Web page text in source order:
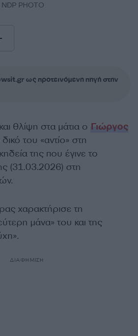
PHOTO
ως προτεινόμενη πηγή στην
θλίψη στα μάτια ο Γιώργος
δικό του «αντίο» στη
της που έγινε το
(31.03.2026) στη
χαρακτήρισε τη
μάνα» του και της
ΔΙΑΦΗΜΙΣΗ